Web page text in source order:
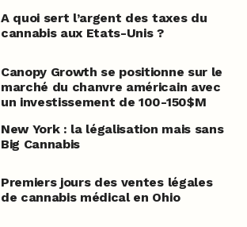
A quoi sert l’argent des taxes du
cannabis aux Etats-Unis ?
Canopy Growth se positionne sur le
marché du chanvre américain avec
un investissement de 100-150$M
New York : la légalisation mais sans
Big Cannabis
Premiers jours des ventes légales
de cannabis médical en Ohio